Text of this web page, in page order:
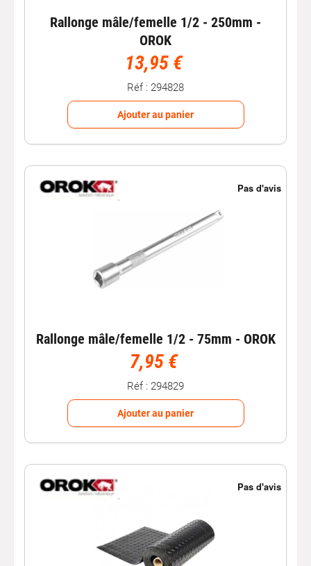
Rallonge mâle/femelle 1/2 - 250mm -
OROK
13,95 €
Réf : 294828
Ajouter au panier
Rallonge mâle/femelle 1/2 - 75mm - OROK
7,95 €
Réf : 294829
Ajouter au panier